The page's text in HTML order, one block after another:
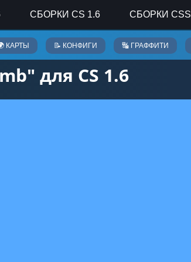
СБОРКИ CS 1.6 СБОРКИ CSS
КАРТЫ 📝 КОНФИГИ 🔣 ГРАФФИТИ
для CS 1.6